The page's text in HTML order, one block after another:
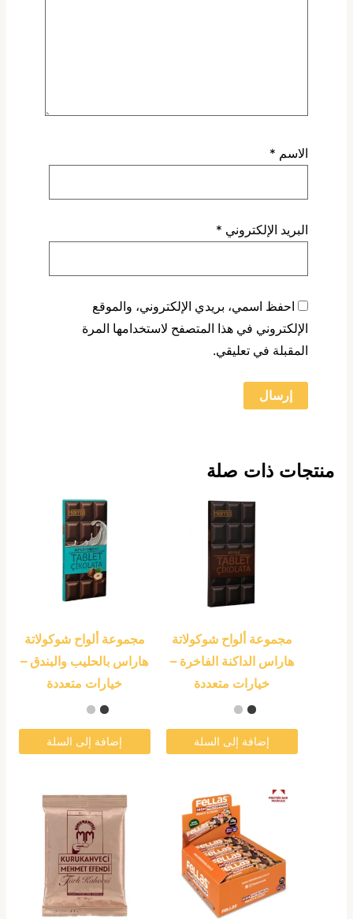
الاسم *
البريد الإلكتروني *
احفظ اسمي، بريدي الإلكتروني، والموقع
الإلكتروني في هذا المتصفح لاستخدامها المرة
المقبلة في تعليقي.
منتجات ذات صلة
مجموعة ألواح شوكولاتة
هاراس الداكنة الفاخرة –
خيارات متعددة
إضافة إلى السلة
هناك
العديد
من
الأشكال
المختلفة
لهذا
يمكن
صفحة
مجموعة ألواح شوكولاتة
هاراس بالحليب والبندق –
خيارات متعددة
إضافة إلى السلة
هناك
العديد
من
الأشكال
المختلفة
يمكن
اختيار
صفحة
هناك
العديد
من
الأشكال
المختلفة
لهذا